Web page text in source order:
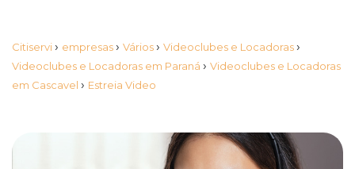
Citiservi › empresas › Vários › Videoclubes e Locadoras ›
Videoclubes e Locadoras em Paraná › Videoclubes e Locadoras
em Cascavel › Estreia Video